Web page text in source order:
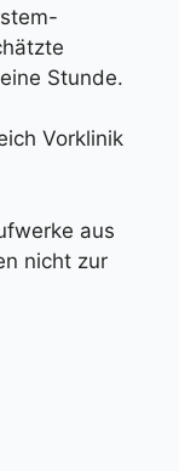
Stunde.
Vorklinik
aus
nicht zur